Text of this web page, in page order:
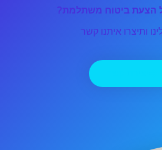
הצעת ביטוח משתלמת?
ותיצרו איתנו קשר